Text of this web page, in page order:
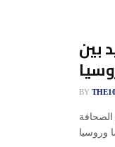
بين
BY
الصحافة
وروسيا